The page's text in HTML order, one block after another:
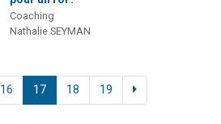
Coaching
Nathalie SEYMAN
16 17 18 19